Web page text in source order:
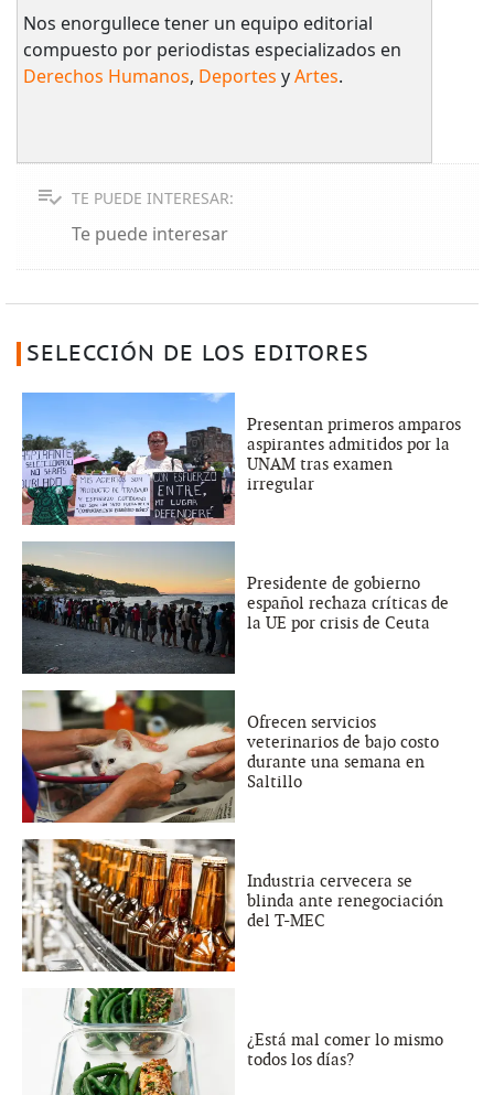
Nos enorgullece tener un equipo editorial
compuesto por periodistas especializados en
Derechos Humanos, Deportes yArtes.
TE PUEDE INTERESAR:
Te puede interesar
SELECCIÓN DE LOS EDITORES
Presentan primeros amparos
aspirantes admitidos por la
UNAM tras examen
irregular
Presidente de gobierno
español rechaza críticas de
la UE por crisis de Ceuta
Ofrecen servicios
veterinarios de bajo costo
durante una semana en
Saltillo
Industria cervecera se
blinda ante renegociación
del T-MEC
¿Está mal comer lo mismo
todos los días?